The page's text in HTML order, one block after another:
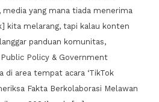
yang mana tiada menerima
kita melarang, tapi kalau konten
panduan komunitas,
Public Policy & Government
di area tempat acara ‘TikTok
Fakta Berkolaborasi Melawan